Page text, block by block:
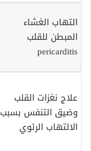
التهاب الغشاء
المبطن للقلب
pericarditis
علاج نغزات القلب
وضيق التنفس بسبب
الالتهاب الرئوي